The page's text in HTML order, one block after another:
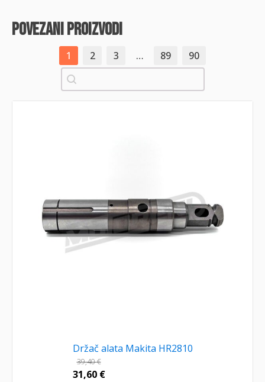
povezani proizvodi
1 2 3 … 89
90
Pretraži
Držač alata Makita HR2810
39,40€
31,60 €